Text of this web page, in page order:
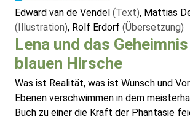
Edward van de Vendel (Text), Mattias
(Illustration), Rolf Erdorf (Übersetzung)
Lena und das
blauen Hirsche
Was ist Realität, was ist Wunsch und
Ebenen verschwimmen in dem
Buch zu einer die Kraft der Phantasie